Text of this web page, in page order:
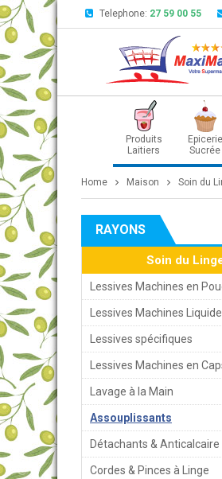
Telephone: 27 59 00 55
Produits
Laitiers
Epicerie
Sucrée
Home Maison Soin du
RAYONS
Soin du
Lessives Machines en
Lessives Machines
Lessives spécifiques
Lessives Machines en
Lavage à la Main
Assouplissants
Détachants & Anticalcaire
Cordes & Pinces à Linge